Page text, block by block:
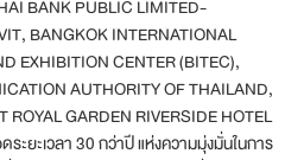
BANK PUBLIC LIMITED-
BANGKOK INTERNATIONAL
EXHIBITION CENTER (BITEC),
AUTHORITY OF THAILAND,
ROYAL GARDEN RIVERSIDE HOTEL
ระยะเวลา 30 กว่าปี แห่งความมุ่งมั่นในการ